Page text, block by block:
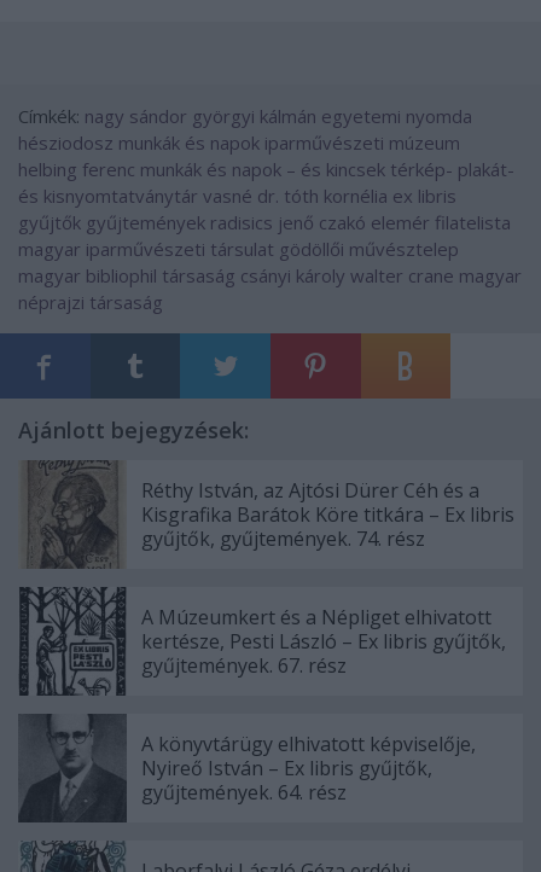
Címkék: nagy sándor györgyi kálmán egyetemi nyomda
hésziodosz munkák és napok iparművészeti múzeum
helbing ferenc munkák és napok – és kincsek térkép- plakát-
és kisnyomtatványtár vasné dr. tóth kornélia ex libris
gyűjtők gyűjtemények radisics jenő czakó elemér filatelista
magyar iparművészeti társulat gödöllői művésztelep
magyar bibliophil társaság csányi károly walter crane magyar
néprajzi társaság
Ajánlott bejegyzések:
Réthy István, az Ajtósi Dürer Céh és a
Kisgrafika Barátok Köre titkára – Ex libris
gyűjtők, gyűjtemények. 74. rész
A Múzeumkert és a Népliget elhivatott
kertésze, Pesti László – Ex libris gyűjtők,
gyűjtemények. 67. rész
A könyvtárügy elhivatott képviselője,
Nyireő István – Ex libris gyűjtők,
gyűjtemények. 64. rész